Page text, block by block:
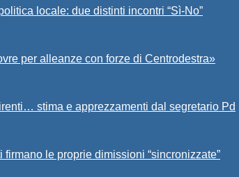
locale: due distinti incontri “Sì-No”
per alleanze con forze di Centrodestra»
stima e apprezzamenti dal segretario Pd
le proprie dimissioni “sincronizzate”